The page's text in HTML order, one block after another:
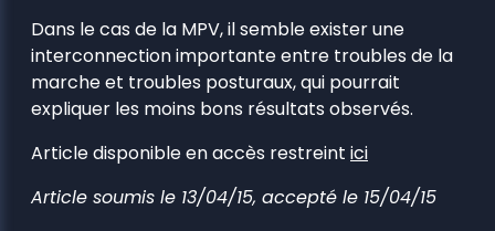
Dans le cas de la MPV, il semble exister une
interconnection importante entre troubles de la
marche et troubles posturaux, qui pourrait
expliquer les moins bons résultats observés.
Article disponible en accès restreint ici
Article soumis le 13/04/15, accepté le 15/04/15